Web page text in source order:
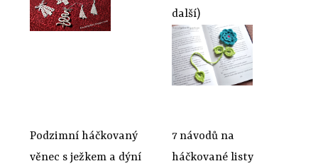
další)
Podzimní háčkovaný
věnec s ježkem a dýní
7 návodů na
háčkované listy